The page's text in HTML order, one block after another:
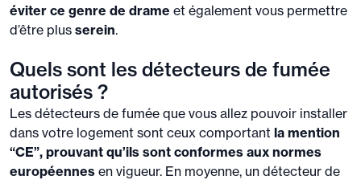
éviter ce genre de drame et également vous permettre
d’être plus serein.
Quels sont les détecteurs de fumée
autorisés ?
Les détecteurs de fumée que vous allez pouvoir installer
dans votre logement sont ceux comportant la mention
“CE”, prouvant qu’ils sont conformes aux normes
européennes en vigueur. En moyenne, un détecteur de